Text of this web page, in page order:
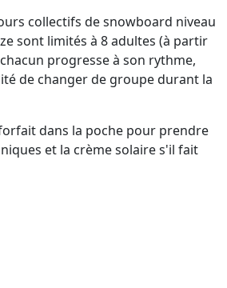
collectifs de snowboard niveau
sont limités à 8 adultes (à partir
progresse à son rythme,
de changer de groupe durant la
dans la poche pour prendre
et la crème solaire s'il fait